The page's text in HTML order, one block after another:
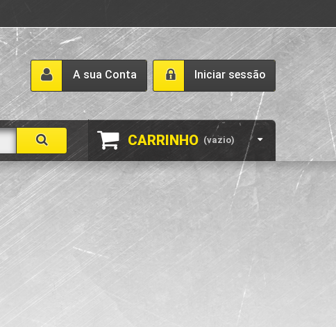
Iniciar sessão
A sua Conta
CARRINHO (vazio)